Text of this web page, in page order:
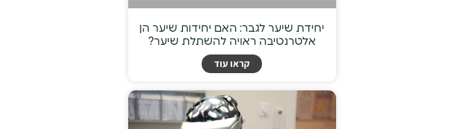
יחידת שיער לגבר: האם יחידות שיער הן
אלטרנטיבה ראויה להשתלת שיער?
קראו עוד